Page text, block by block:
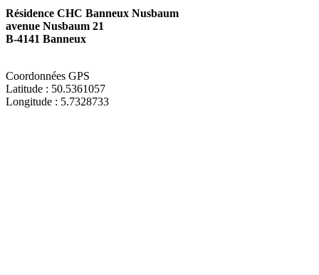
Résidence CHC Banneux Nusbaum
avenue Nusbaum 21
B-4141 Banneux
Coordonnées GPS
Latitude : 50.5361057
Longitude : 5.7328733